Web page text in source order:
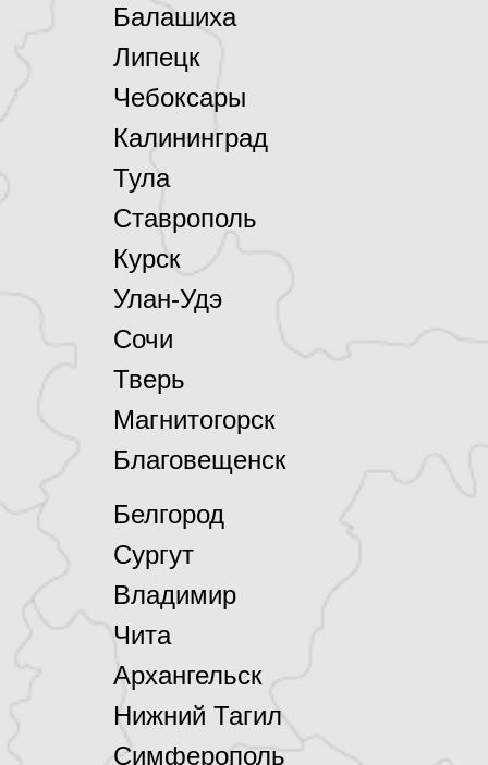
Балашиха
Липецк
Чебоксары
Калининград
Тула
Ставрополь
Курск
Улан-Удэ
Сочи
Тверь
Магнитогорск
Благовещенск
Белгород
Сургут
Владимир
Чита
Архангельск
Нижний Тагил
Симферополь